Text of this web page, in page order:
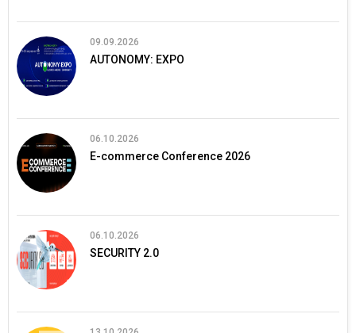
09.09.2026
AUTONOMY: EXPO
06.10.2026
E-commerce Conference 2026
06.10.2026
SECURITY 2.0